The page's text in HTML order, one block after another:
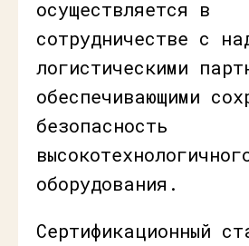
осуществляется в
сотрудничестве с
логистическими
обеспечивающими
безопасность
оборудования.
Сертификационный